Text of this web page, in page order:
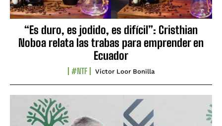
“Es duro, es jodido, es difícil”: Cristhian
Noboa relata las trabas para emprender en
Ecuador
#NTF Víctor Loor Bonilla